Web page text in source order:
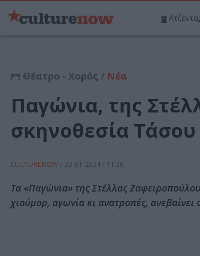
Ατζέντα
Θέατρο - Χορός / Νέα
Παγώνια, της
σκηνοθεσία
CULTURENOW / 23-01-2024 / 11:38
Τα «Παγώνια» της Στέλλας
χιούμορ, αγωνία κι ανατροπές,